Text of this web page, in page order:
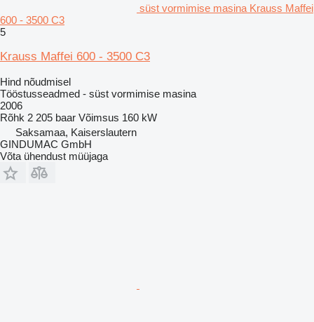
süst vormimise masina Krauss Maffei
600 - 3500 C3
5
Krauss Maffei 600 - 3500 C3
Hind nõudmisel
Tööstusseadmed - süst vormimise masina
2006
Rõhk 2 205 baar Võimsus 160 kW
Saksamaa, Kaiserslautern
GINDUMAC GmbH
Võta ühendust müüjaga